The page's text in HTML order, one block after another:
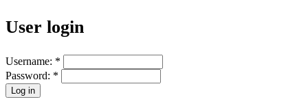
User login
Username: *
Password: *